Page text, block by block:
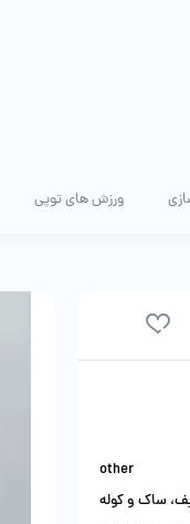
ورزش های توپی
other
ساک و کوله